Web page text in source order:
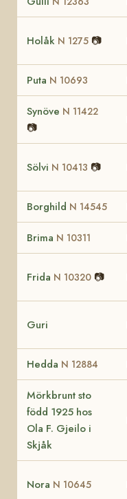
Holåk N 1275 📷
Puta N 10693
Synöve N 11422
📷
Sölvi N 10413 📷
Borghild N 14545
Brima N 10311
Frida N 10320 📷
Guri
Hedda N 12884
Mörkbrunt sto
född 1925 hos
Ola F. Gjeilo i
Skjåk
Nora N 10645